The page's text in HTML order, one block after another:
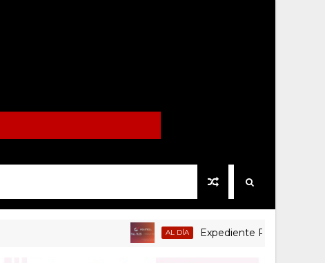
AL DÍA Expediente Político.Mx no. 1125